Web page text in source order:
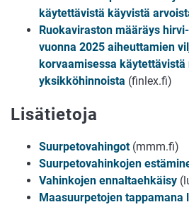
käytettävistä käyvistä
Ruokaviraston määräys
vuonna 2025 aiheuttamien
korvaamisessa käytettävistä
yksikköhinnoista (finlex.fi)
Lisätietoja
Suurpetovahingot(mmm.fi)
Suurpetovahinkojen
Vahinkojen ennaltaehkäisy
Maasuurpetojen tappamana